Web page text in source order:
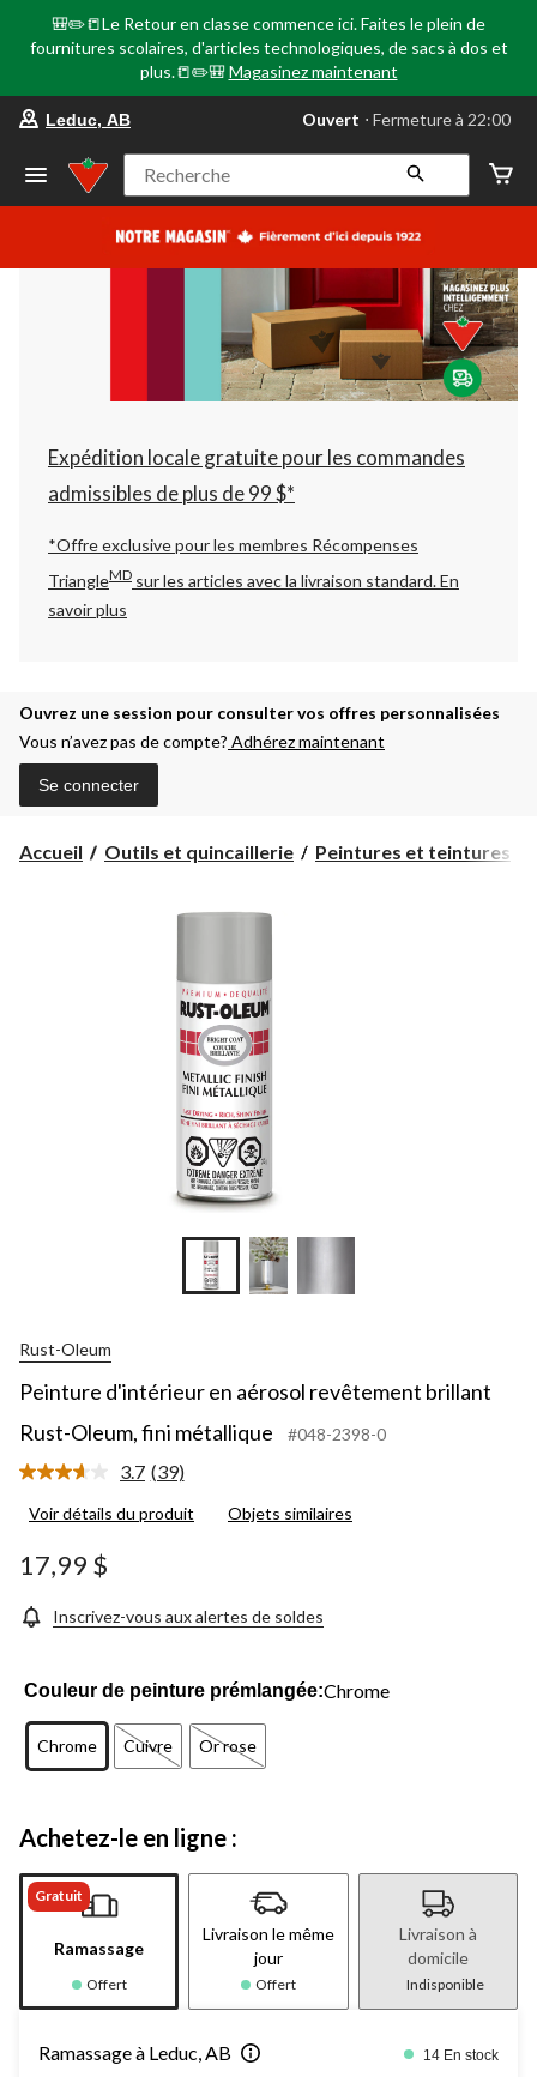
🎒✏️📒Le Retour en classe commence ici. Faites le plein de
fournitures scolaires, d'articles technologiques, de sacs à dos et
plus.📒✏️🎒 Magasinez maintenant
votre
préféré
Leduc,
AB,
courament
Fermeture
à
22:00
cliquer
pour
changer
Leduc, AB Ouvert ⋅ Fermeture à 22:00
Recherche
Expédition locale gratuite pour les commandes
admissibles de plus de 99 $*
*Offre exclusive pour les membres Récompenses
TriangleMD sur les articles avec la livraison standard.En
savoir plus
Ouvrez une session pour consulter vos offres personnalisées
Vous n’avez pas de compte? Adhérez maintenant
Se connecter
Accueil Outils et quincaillerie Peintures et teintures
Rust-Oleum
Peinture d'intérieur en aérosol revêtement brillant
Rust-Oleum, fini métallique
#048-2398-0
3.7 Lire
39
même
page.
(39)
Voir détails du produit Objets similaires
17,99 $
Inscrivez-vous aux alertes de soldes
Couleur de peinture prémlangée:Chrome
Chrome Cuivre Or rose
Achetez-le en ligne :
Gratuit
Ramassage
Offert
Livraison le même
jour
Offert
Livraison à
domicile
Indisponible
Ramassage à Leduc, AB 14 En stock